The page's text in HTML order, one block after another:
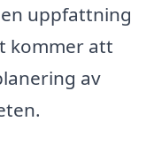
uppfattning
kommer att
av